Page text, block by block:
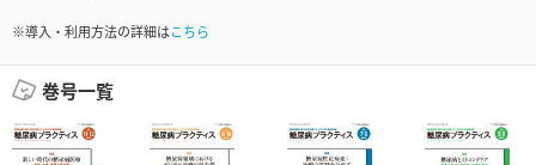
※導入・利用方法の詳細はこちら
巻号一覧